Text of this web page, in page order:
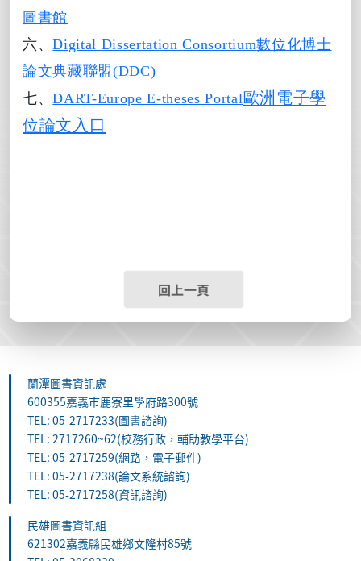
圖書館
六、Digital Dissertation Consortium數位化博士
論文典藏聯盟(DDC)
七、DART-Europe E-theses Portal歐洲電子學
位論文入口
回上一頁
蘭潭圖書資訊處
600355嘉義市鹿寮里學府路300號
TEL: 05-2717233(圖書諮詢)
TEL: 2717260~62(校務行政，輔助教學平台)
TEL: 05-2717259(網路，電子郵件)
TEL: 05-2717238(論文系統諮詢)
TEL: 05-2717258(資訊諮詢)
民雄圖書資訊組
621302嘉義縣民雄鄉文隆村85號